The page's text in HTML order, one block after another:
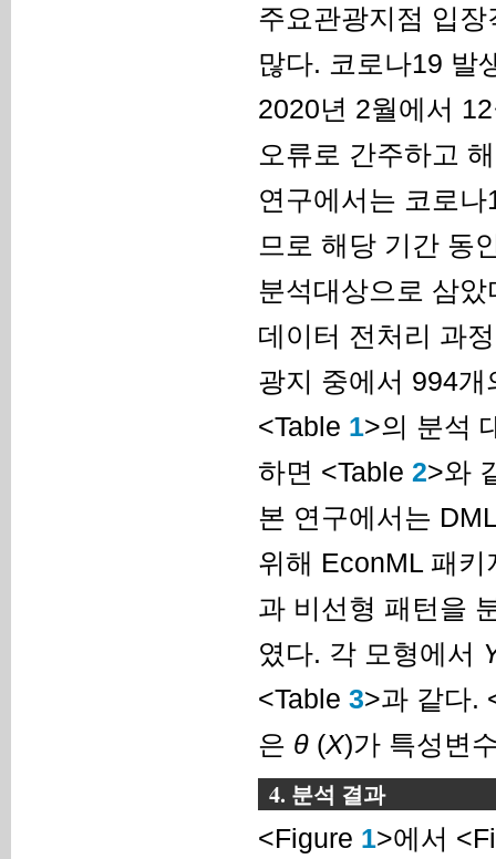
주요관광지점 입
많다. 코로나19 발
2020년 2월에서
오류로 간주하고
연구에서는 코로
므로 해당 기간 동
분석대상으로 삼았
데이터 전처리 과
광지 중에서 994
<Table 1>의 분석
하면 <Table 2>와
본 연구에서는
위해 EconML 패
과 비선형 패턴을
였다. 각 모형에서
<Table 3>과 같다.
은 θ (X)가 특성변
4. 분석 결과
<Figure 1>에서